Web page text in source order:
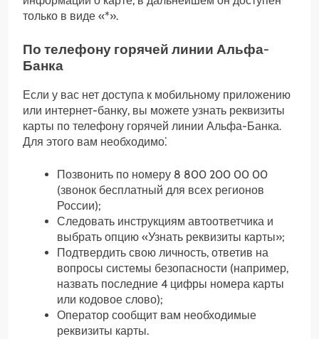
только в виде «*».
По телефону горячей линии Альфа-
Банка
Если у вас нет доступа к мобильному приложению
или интернет-банку, вы можете узнать реквизиты
карты по телефону горячей линии Альфа-Банка.
Для этого вам необходимо⁚
Позвонить по номеру 8 800 200 00 00
(звонок бесплатный для всех регионов
России);
Следовать инструкциям автоответчика и
выбрать опцию «Узнать реквизиты карты»;
Подтвердить свою личность, ответив на
вопросы системы безопасности (например,
назвать последние 4 цифры номера карты
или кодовое слово);
Оператор сообщит вам необходимые
реквизиты карты.